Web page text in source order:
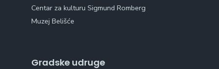
Centar za kulturu Sigmund Romberg
Muzej Belišće
Gradske udruge